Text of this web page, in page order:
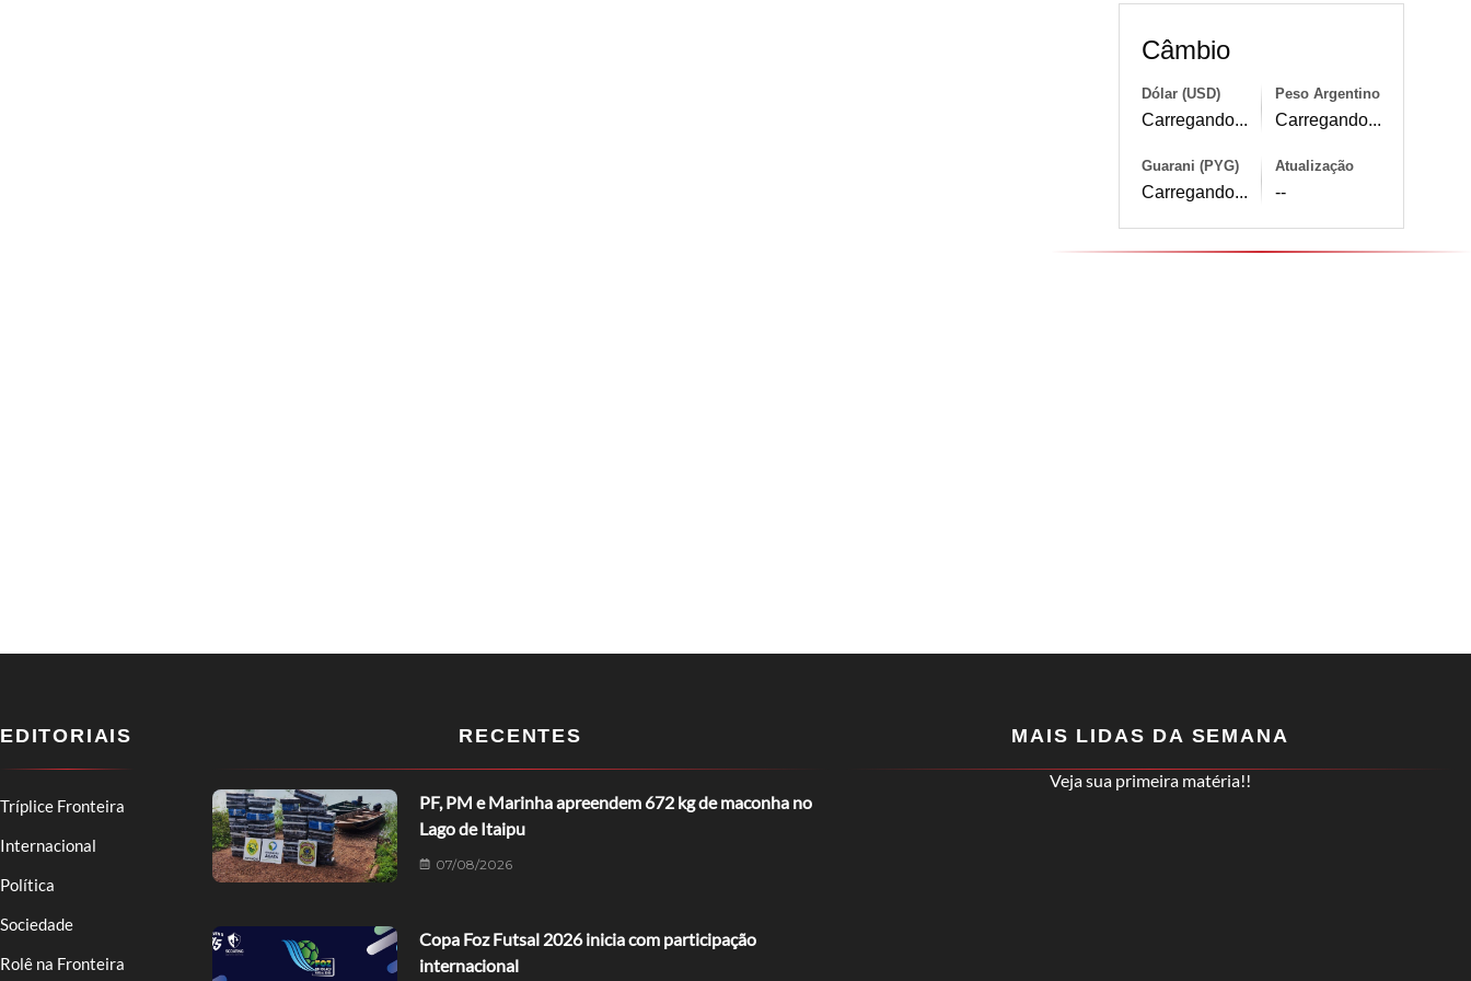
Câmbio
Dólar (USD)
Carregando...
Peso Argentino
Carregando...
Guarani (PYG)
Carregando...
Atualização
--
EDITORIAIS
Tríplice Fronteira
Internacional
Política
Sociedade
Rolê na Fronteira
RECENTES
PF, PM e Marinha apreendem 672 kg de maconha no
Lago de Itaipu
07/08/2026
Copa Foz Futsal 2026 inicia com participação
internacional
MAIS LIDAS DA SEMANA
Veja sua primeira matéria!!